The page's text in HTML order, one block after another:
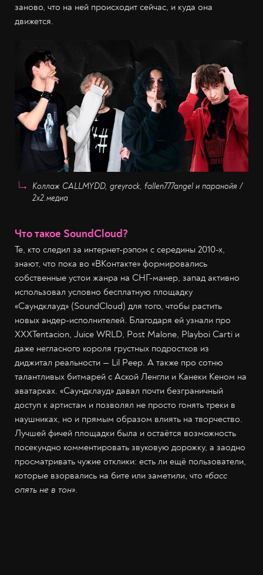
заново, что на ней происходит сейчас, и куда она
движется.
Коллаж CALLMYDD, greyrock, fallen777angel и паранойя /
2х2.медиа
Что такое SoundCloud?
Те, кто следил за интернет-рэпом с середины 2010-х,
знают, что пока во «ВКонтакте» формировались
собственные устои жанра на СНГ-манер, запад активно
использовал условно бесплатную площадку
«Саундклауд» (SoundCloud) для того, чтобы растить
новых андер-исполнителей. Благодаря ей узнали про
XXXTentacion, Juice WRLD, Post Malone, Playboi Carti и
даже негласного короля грустных подростков из
диджитал реальности — Lil Peep. А также про сотню
талантливых битмарей с Аской Ленгли и Канеки Кеном на
аватарках. «Саундклауд» давал почти безграничный
доступ к артистам и позволял не просто гонять треки в
наушниках, но и прямым образом влиять на творчество.
Лучшей фичей площадки была и остаётся возможность
посекундно комментировать звуковую дорожку, а заодно
просматривать чужие отклики: есть ли ещё пользователи,
которые взорвались на бите или заметили, что «басс
опять не в тон».